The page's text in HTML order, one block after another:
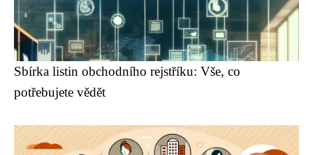
Sbírka listin obchodního rejstříku: Vše, co
potřebujete vědět